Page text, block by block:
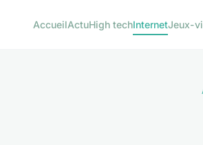
AccueilActuHigh techInternetJeux-